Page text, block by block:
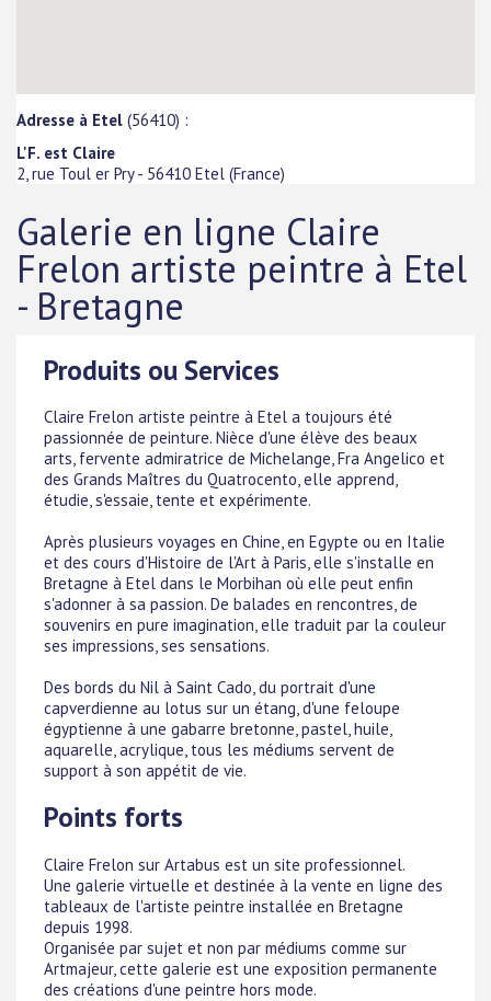
Adresse à Etel (56410) :
L'F. est Claire
2, rue Toul er Pry- 56410 Etel (France)
Galerie en ligne Claire
Frelon artiste peintre à Etel
- Bretagne
Produits ou Services
Claire Frelon artiste peintre à Etel a toujours été
passionnée de peinture. Nièce d'une élève des beaux
arts, fervente admiratrice de Michelange, Fra Angelico et
des Grands Maîtres du Quatrocento, elle apprend,
étudie, s'essaie, tente et expérimente.
Après plusieurs voyages en Chine, en Egypte ou en Italie
et des cours d'Histoire de l'Art à Paris, elle s'installe en
Bretagne à Etel dans le Morbihan où elle peut enfin
s'adonner à sa passion. De balades en rencontres, de
souvenirs en pure imagination, elle traduit par la couleur
ses impressions, ses sensations.
Des bords du Nil à Saint Cado, du portrait d'une
capverdienne au lotus sur un étang, d'une feloupe
égyptienne à une gabarre bretonne, pastel, huile,
aquarelle, acrylique, tous les médiums servent de
support à son appétit de vie.
Points forts
Claire Frelon sur Artabus est un site professionnel.
Une galerie virtuelle et destinée à la vente en ligne des
tableaux de l'artiste peintre installée en Bretagne
depuis 1998.
Organisée par sujet et non par médiums comme sur
Artmajeur, cette galerie est une exposition permanente
des créations d'une peintre hors mode.